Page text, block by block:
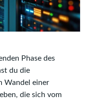
Phase des
du die
Wandel einer
die sich vom